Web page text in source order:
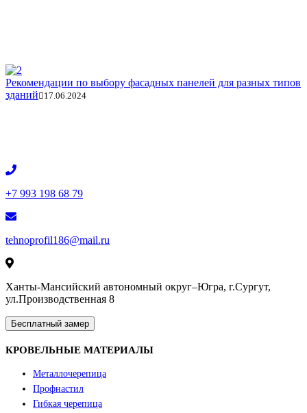
Рекомендации по выбору фасадных панелей для разных типов
зданий
17.06.2024
+7 993 198 68 79
tehnoprofil186@mail.ru
Ханты-Мансийский автономный округ–Югра, г.Сургут,
ул.Производственная 8
Бесплатный замер
КРОВЕЛЬНЫЕ МАТЕРИАЛЫ
Металлочерепица
Профнастил
Гибкая черепица